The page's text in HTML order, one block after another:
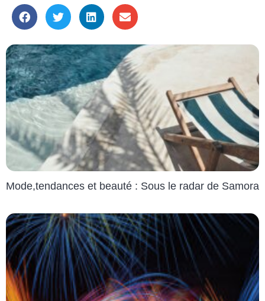
Mode,tendances et beauté : Sous le radar de Samora